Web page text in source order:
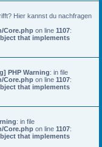
Hier kannst du nachfragen
Core.php on line 1107:
that implements
PHP Warning: in file
Core.php on line 1107:
that implements
: in file
Core.php on line 1107:
that implements